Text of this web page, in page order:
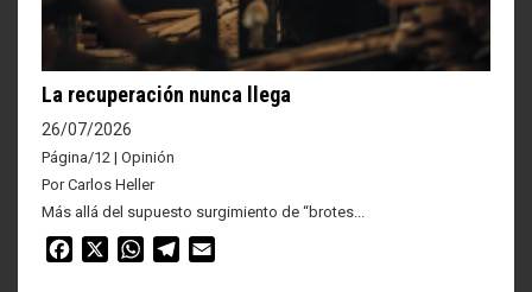
La recuperación nunca llega
26/07/2026
Página/12 | Opinión
Por Carlos Heller
Más allá del supuesto surgimiento de “brotes...
Facebook WhatsAppTelegram